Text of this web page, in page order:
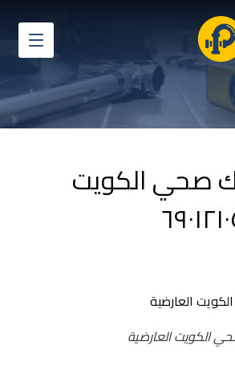
صحي الكويت
الكويت العارضية